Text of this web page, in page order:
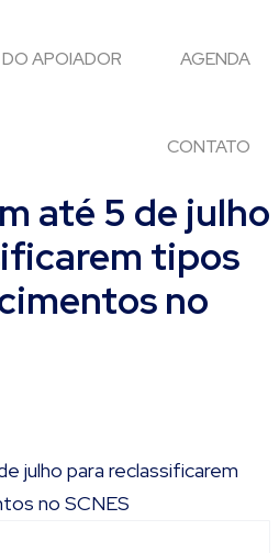
APOIADOR AGENDA
CONTATO
até 5 de julho
tipos
no